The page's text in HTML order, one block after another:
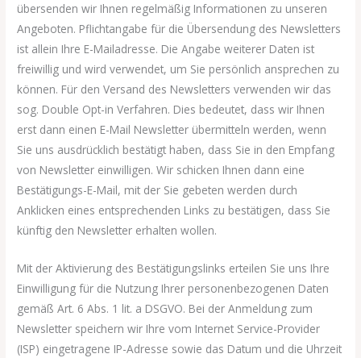
übersenden wir Ihnen regelmäßig Informationen zu unseren
Angeboten. Pflichtangabe für die Übersendung des Newsletters
ist allein Ihre E-Mailadresse. Die Angabe weiterer Daten ist
freiwillig und wird verwendet, um Sie persönlich ansprechen zu
können. Für den Versand des Newsletters verwenden wir das
sog. Double Opt-in Verfahren. Dies bedeutet, dass wir Ihnen
erst dann einen E-Mail Newsletter übermitteln werden, wenn
Sie uns ausdrücklich bestätigt haben, dass Sie in den Empfang
von Newsletter einwilligen. Wir schicken Ihnen dann eine
Bestätigungs-E-Mail, mit der Sie gebeten werden durch
Anklicken eines entsprechenden Links zu bestätigen, dass Sie
künftig den Newsletter erhalten wollen.
Mit der Aktivierung des Bestätigungslinks erteilen Sie uns Ihre
Einwilligung für die Nutzung Ihrer personenbezogenen Daten
gemäß Art. 6 Abs. 1 lit. a DSGVO. Bei der Anmeldung zum
Newsletter speichern wir Ihre vom Internet Service-Provider
(ISP) eingetragene IP-Adresse sowie das Datum und die Uhrzeit